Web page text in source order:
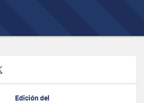
Edición del